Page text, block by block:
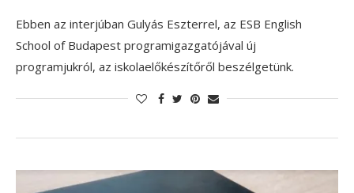
Ebben az interjúban Gulyás Eszterrel, az ESB English
School of Budapest programigazgatójával új
programjukról, az iskolaelőkészítőről beszélgetünk.